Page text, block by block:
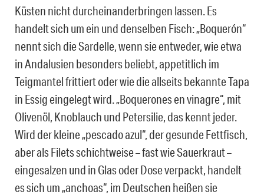
Küsten nicht durcheinanderbringen lassen. Es
handelt sich um ein und denselben Fisch: „Boquerón“
nennt sich die Sardelle, wenn sie entweder, wie etwa
in Andalusien besonders beliebt, appetitlich im
Teigmantel frittiert oder wie die allseits bekannte Tapa
in Essig eingelegt wird. „Boquerones en vinagre“, mit
Olivenöl, Knoblauch und Petersilie, das kennt jeder.
Wird der kleine „pescado azul“, der gesunde Fettfisch,
aber als Filets schichtweise – fast wie Sauerkraut –
eingesalzen und in Glas oder Dose verpackt, handelt
es sich um „anchoas“, im Deutschen heißen sie